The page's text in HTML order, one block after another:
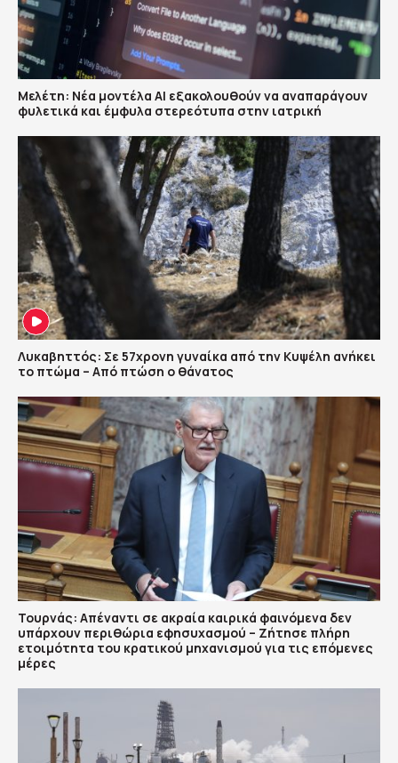
Μελέτη: Νέα μοντέλα ΑΙ εξακολουθούν να αναπαράγουν
φυλετικά και έμφυλα στερεότυπα στην ιατρική
Λυκαβηττός: Σε 57χρονη γυναίκα από την Κυψέλη ανήκει
το πτώμα – Από πτώση ο θάνατος
Τουρνάς: Απέναντι σε ακραία καιρικά φαινόμενα δεν
υπάρχουν περιθώρια εφησυχασμού – Ζήτησε πλήρη
ετοιμότητα του κρατικού μηχανισμού για τις επόμενες
μέρες